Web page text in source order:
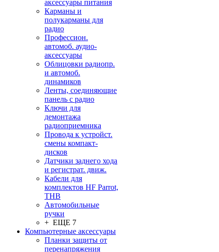
аксессуары питания
Карманы и
полукарманы для
радио
Профессион.
автомоб. аудио-
аксессуары
Облицовки радиопр.
и автомоб.
динамиков
Ленты, соединяющие
панель с радио
Ключи для
демонтажа
радиоприемника
Провода к устройст.
смены компакт-
дисков
Датчики заднего хода
и регистрат. движ.
Кабели для
комплектов HF Parrot,
THB
Автомобильные
ручки
+ ЕЩЕ 7
Компьютерные аксессуары
Планки защиты от
перенапряжения